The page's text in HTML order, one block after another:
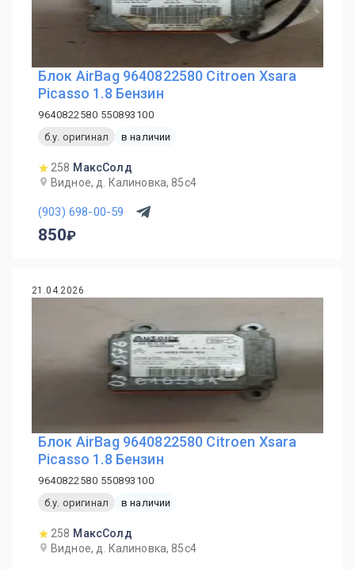
Блок AirBag 9640822580 Citroen Xsara
Picasso 1.8 Бензин
9640822580 550893100
б.у. оригинал
в наличии
258 МаксСолд
Видное, д. Калиновка, 85с4
(903) 698-00-59
850
21.04.2026
Блок AirBag 9640822580 Citroen Xsara
Picasso 1.8 Бензин
9640822580 550893100
б.у. оригинал
в наличии
258 МаксСолд
Видное, д. Калиновка, 85с4